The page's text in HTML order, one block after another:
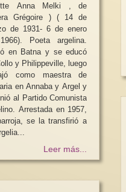
Anna Melki , de
Grégoire ) ( 14 de
de 1931- 6 de enero
Poeta argelina.
en Batna y se educó
y Philippeville, luego
como maestra de
en Annaba y Argel y
al Partido Comunista
Arrestada en 1957,
la transfirió a
Argelia...
Leer más...